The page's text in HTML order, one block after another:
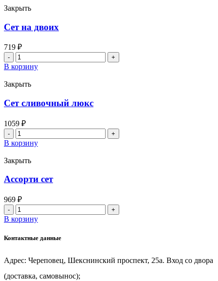
«Запеченный
Лонг»
Закрыть
Сет на двоих
719 ₽
Количество
товара
Сет
на
двоих
В корзину
Закрыть
Сет сливочный люкс
1059 ₽
Количество
товара
Сет
сливочный
люкс
В корзину
Закрыть
Ассорти сет
969 ₽
Количество
товара
Ассорти
В корзину
Контактные данные
Адрес: Череповец, Шекснинский проспект, 25а. Вход со двора
(доставка, самовынос);